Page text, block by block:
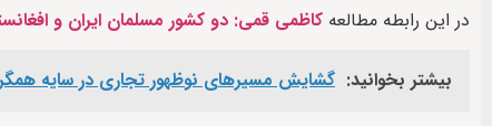
در این رابطه مطالعه کاظمی قمی: دو کشور مسلمان ایران و
بیشتر بخوانید: گشایش مسیرهای نوظهور تجاری در سایه